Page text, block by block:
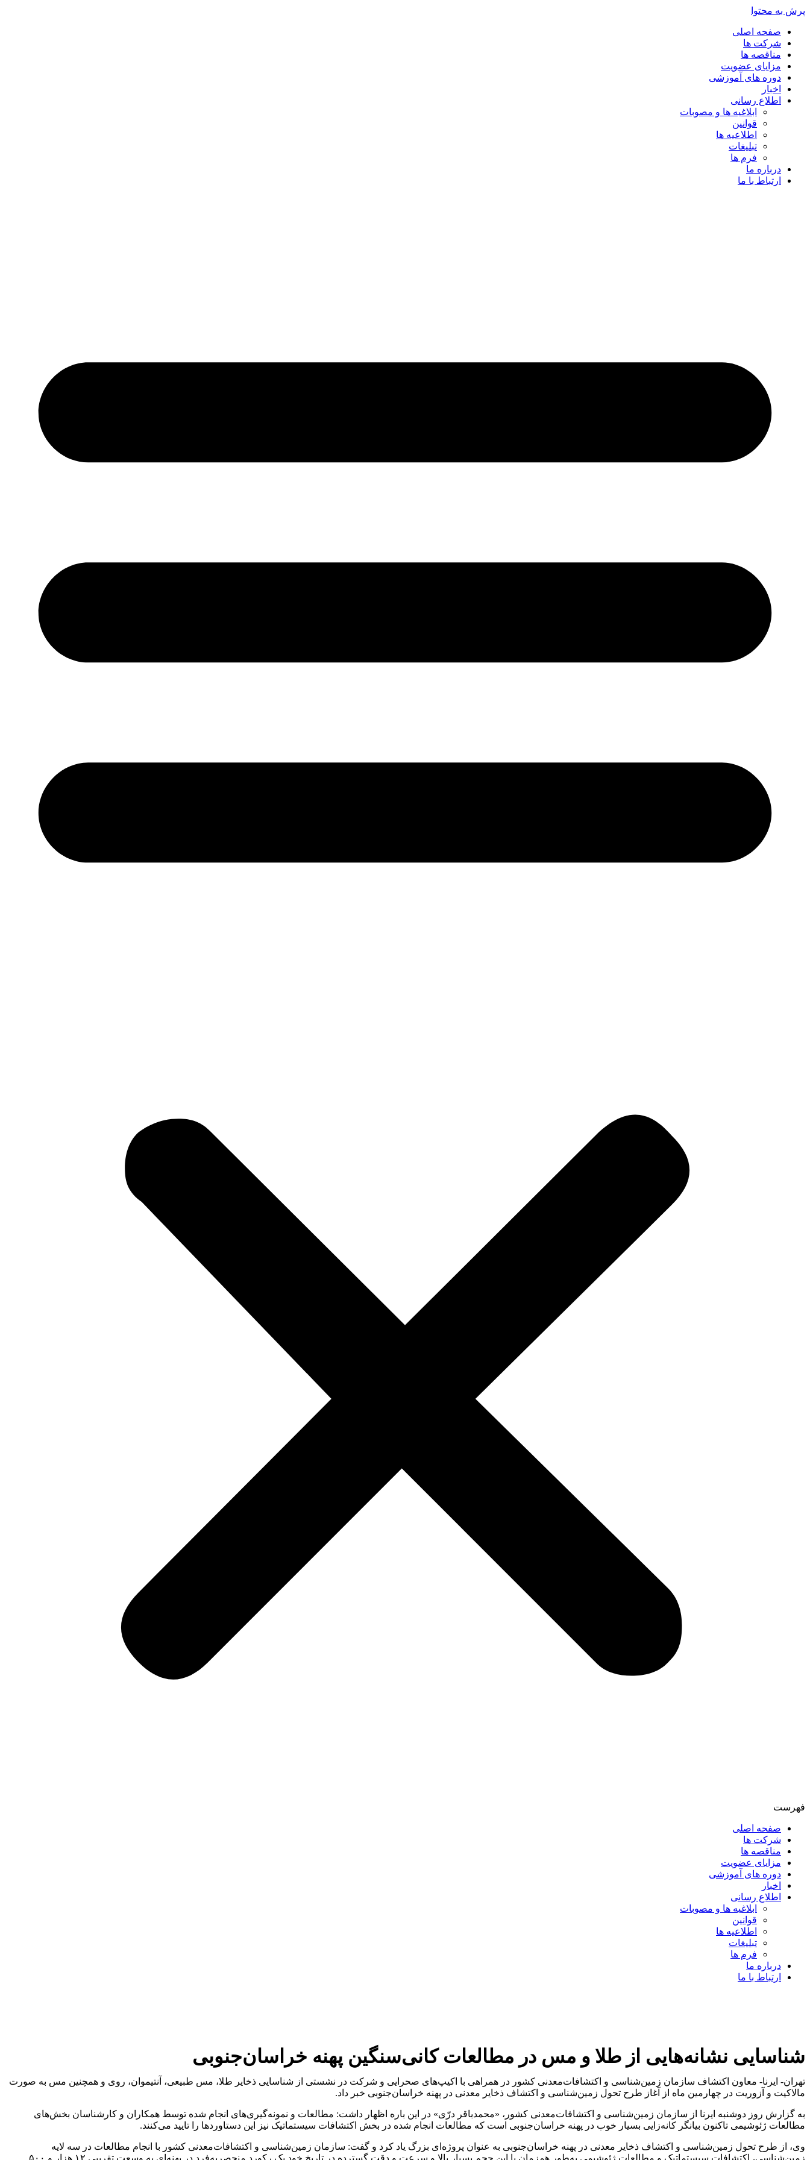
پرش به محتوا
صفحه اصلی
شرکت ها
مناقصه ها
مزایای عضویت
دوره های آموزشی
اخبار
اطلاع رسانی
ابلاغیه ها و مصوبات
قوانین
اطلاعیه ها
تبلیغات
فرم ها
درباره ما
ارتباط با ما
فهرست
صفحه اصلی
شرکت ها
مناقصه ها
مزایای عضویت
دوره های آموزشی
اخبار
اطلاع رسانی
ابلاغیه ها و مصوبات
قوانین
اطلاعیه ها
تبلیغات
فرم ها
درباره ما
ارتباط با ما
شناسایی نشانه‌هایی از طلا و مس در مطالعات کانی‌سنگین پهنه خراسان‌جنوبی
تهران- ایرنا- معاون اکتشاف سازمان زمین‌شناسی و اکتشافات‌معدنی کشور در همراهی با اکیپ‌های صحرایی و شرکت در نشستی از شناسایی ذخایر طلا، مس طبیعی، آنتیموان، روی و همچنین مس به صورت
مالاکیت و آزوریت در چهارمین ماه از آغاز طرح تحول زمین‌شناسی و اکتشاف ذخایر معدنی در پهنه خراسان‌جنوبی خبر داد.
به گزارش روز دوشنبه ایرنا از سازمان زمین‌شناسی و اکتشافات‌معدنی کشور، «محمدباقر درّی» در این باره اظهار داشت: مطالعات و نمونه‌گیری‌های انجام شده توسط همکاران و کارشناسان بخش‌های
مطالعات ژئوشیمی تاکنون بیانگر کانه‌زایی بسیار خوب در پهنه خراسان‌جنوبی است که مطالعات انجام شده در بخش اکتشافات سیستماتیک نیز این دستاوردها را تایید می‌کنند.
وی، از طرح تحول زمین‌شناسی و اکتشاف ذخایر معدنی در پهنه خراسان‌جنوبی به عنوان پروژه‌ای بزرگ یاد کرد و گفت: سازمان زمین‌شناسی و اکتشافات‌معدنی کشور با انجام مطالعات در سه لایه
زمین‌شناسی، اکتشافات سیستماتیک و مطالعات ژئوشیمی به‌طور همزمان با این حجم بسیار بالا و سرعت و دقت گسترده در تاریخ خود یک رکورد منحصربه‌فرد در پهنه‌ای به وسعت تقریبی ۱۲ هزار و ۵۰۰